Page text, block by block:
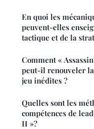
En quoi les
peuvent-elles
tactique et de la
Comment «
peut-il renouveler la
jeu inédites ?
Quelles sont les
compétences de
II »?